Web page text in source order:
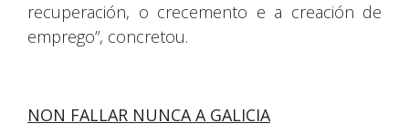
recuperación, o crecemento e a creación de
emprego”, concretou.
NON FALLAR NUNCA A GALICIA